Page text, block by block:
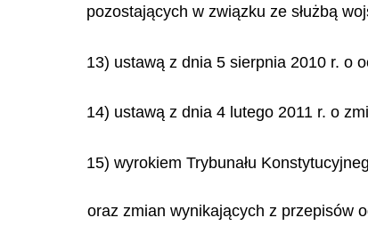
pozostających w związku ze służbą
13) ustawą z dnia 5 sierpnia 2010 r. o
14) ustawą z dnia 4 lutego 2011 r. o
15) wyrokiem Trybunału
oraz zmian wynikających z przepisów